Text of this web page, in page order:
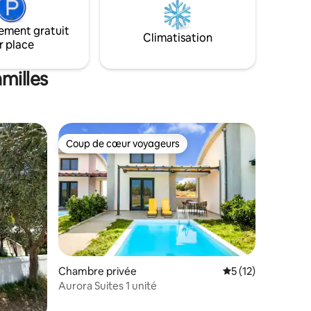
gratuit
place
Climatisation
Coup de cœur voyageurs
Coup de cœur voyageurs
Chambre privée Évaluation
5 (12)
Aurora Suites 1 unité